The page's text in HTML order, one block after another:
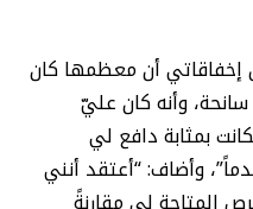
إخفاقاتي أن معظمها كان
وأنه كان عليّ
بمثابة دافع لي
وأضاف: “أعتقد أنني